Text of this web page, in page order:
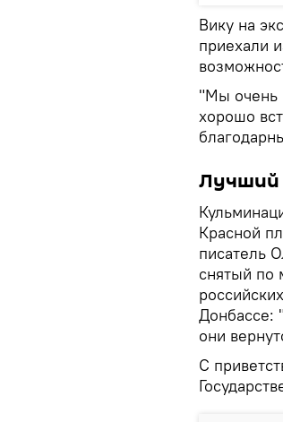
Вику на
приехали
"Мы очень
хорошо
Лучший
Красной
писатель
снятый по
Донбассе:
они
С